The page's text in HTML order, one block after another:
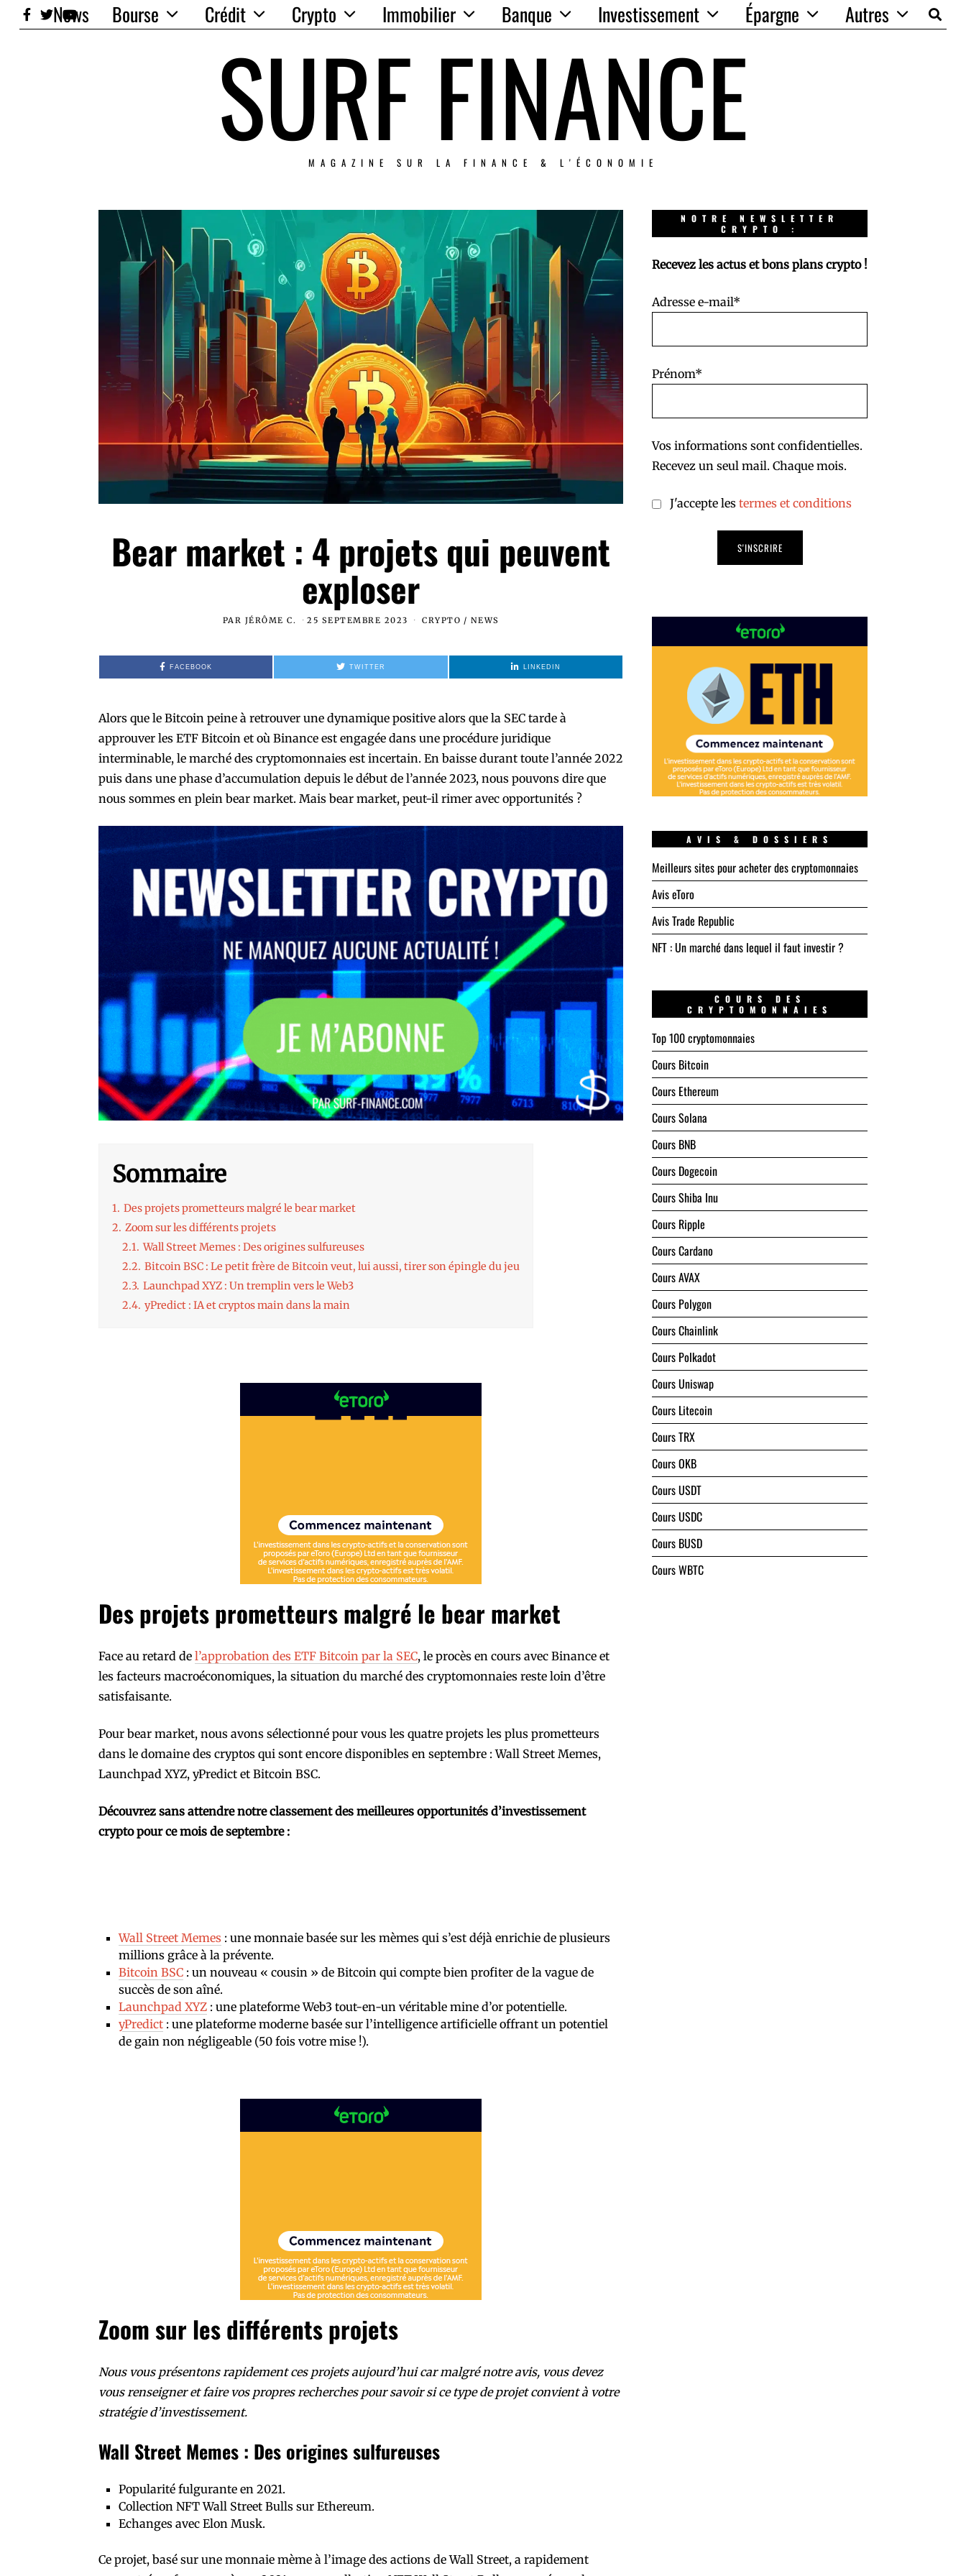
News Bourse Crédit Crypto Immobilier Banque Investissement Épargne Autres
SURF FINANCE
MAGAZINE SUR LA FINANCE & L'ÉCONOMIE
Bear market : 4 projets qui peuvent
exploser
PAR JÉRÔME C. 25 SEPTEMBRE 2023 CRYPTO / NEWS
FACEBOOK TWITTER LINKEDIN
Alors que le Bitcoin peine à retrouver une dynamique positive alors que la SEC tarde à
approuver les ETF Bitcoin et où Binance est engagée dans une procédure juridique
interminable, le marché des cryptomonnaies est incertain. En baisse durant toute l’année 2022
puis dans une phase d’accumulation depuis le début de l’année 2023, nous pouvons dire que
nous sommes en plein bear market. Mais bear market, peut-il rimer avec opportunités ?
Sommaire
1. Des projets prometteurs malgré le bear market
2. Zoom sur les différents projets
2.1. Wall Street Memes : Des origines sulfureuses
2.2. Bitcoin BSC : Le petit frère de Bitcoin veut, lui aussi, tirer son épingle du jeu
2.3. Launchpad XYZ : Un tremplin vers le Web3
2.4. yPredict : IA et cryptos main dans la main
Des projets prometteurs malgré le bear market
Face au retard de l’approbation des ETF Bitcoin par la SEC, le procès en cours avec Binance et
les facteurs macroéconomiques, la situation du marché des cryptomonnaies reste loin d’être
satisfaisante.
Pour bear market, nous avons sélectionné pour vous les quatre projets les plus prometteurs
dans le domaine des cryptos qui sont encore disponibles en septembre : Wall Street Memes,
Launchpad XYZ, yPredict et Bitcoin BSC.
Découvrez sans attendre notre classement des meilleures opportunités d’investissement
crypto pour ce mois de septembre :
Wall Street Memes : une monnaie basée sur les mèmes qui s’est déjà enrichie de plusieurs
millions grâce à la prévente.
Bitcoin BSC : un nouveau « cousin » de Bitcoin qui compte bien profiter de la vague de
succès de son aîné.
Launchpad XYZ : une plateforme Web3 tout-en-un véritable mine d’or potentielle.
yPredict : une plateforme moderne basée sur l’intelligence artificielle offrant un potentiel
de gain non négligeable (50 fois votre mise !).
Zoom sur les différents projets
Nous vous présentons rapidement ces projets aujourd’hui car malgré notre avis, vous devez
vous renseigner et faire vos propres recherches pour savoir si ce type de projet convient à votre
stratégie d’investissement.
Wall Street Memes : Des origines sulfureuses
Popularité fulgurante en 2021.
Collection NFT Wall Street Bulls sur Ethereum.
Echanges avec Elon Musk.
Ce projet, basé sur une monnaie mème à l’image des actions de Wall Street, a rapidement
NOTRE NEWSLETTER
CRYPTO :
Recevez les actus et bons plans crypto !
Adresse e-mail*
Prénom*
Vos informations sont confidentielles.
Recevez un seul mail. Chaque mois.
J'accepte les termes et conditions
AVIS & DOSSIERS
Meilleurs sites pour acheter des cryptomonnaies
Avis eToro
Avis Trade Republic
NFT : Un marché dans lequel il faut investir ?
COURS DES
CRYPTOMONNAIES
Top 100 cryptomonnaies
Cours Bitcoin
Cours Ethereum
Cours Solana
Cours BNB
Cours Dogecoin
Cours Shiba Inu
Cours Ripple
Cours Cardano
Cours AVAX
Cours Polygon
Cours Chainlink
Cours Polkadot
Cours Uniswap
Cours Litecoin
Cours TRX
Cours OKB
Cours USDT
Cours USDC
Cours BUSD
Cours WBTC